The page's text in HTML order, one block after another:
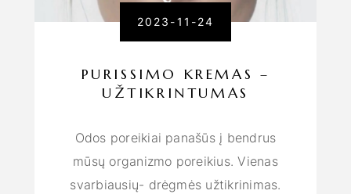
2023-11-24
PURISSIMO KREMAS –
UŽTIKRINTUMAS
Odos poreikiai panašūs į bendrus
mūsų organizmo poreikius. Vienas
svarbiausių- drėgmės užtikrinimas.